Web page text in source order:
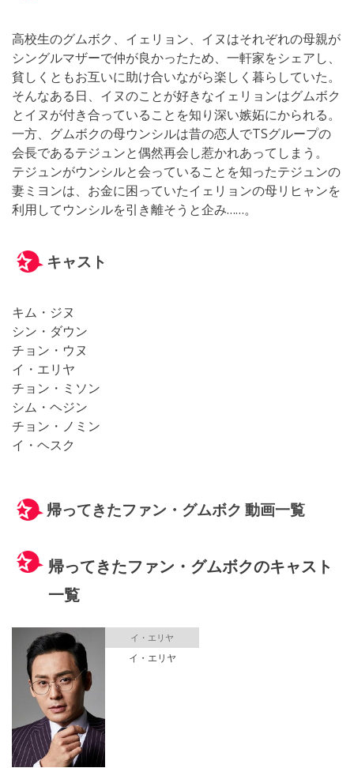
高校生のグムボク、イェリョン、イヌはそれぞれの母親が
シングルマザーで仲が良かったため、一軒家をシェアし、
貧しくともお互いに助け合いながら楽しく暮らしていた。
そんなある日、イヌのことが好きなイェリョンはグムボク
とイヌが付き合っていることを知り深い嫉妬にかられる。
一方、グムボクの母ウンシルは昔の恋人でTSグループの
会長であるテジュンと偶然再会し惹かれあってしまう。
テジュンがウンシルと会っていることを知ったテジュンの
妻ミヨンは、お金に困っていたイェリョンの母リヒャンを
利用してウンシルを引き離そうと企み……。
キャスト
キム・ジヌ
シン・ダウン
チョン・ウヌ
イ・エリヤ
チョン・ミソン
シム・ヘジン
チョン・ノミン
イ・ヘスク
帰ってきたファン・グムボク 動画一覧
帰ってきたファン・グムボクのキャスト
一覧
イ・エリヤ
イ・エリヤ